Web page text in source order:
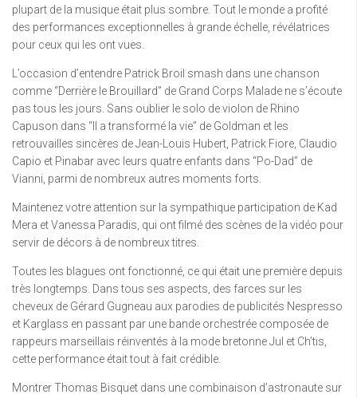
plupart de la musique était plus sombre. Tout le monde a profité
des performances exceptionnelles à grande échelle, révélatrices
pour ceux qui les ont vues.
L’occasion d’entendre Patrick Broil smash dans une chanson
comme “Derrière le Brouillard” de Grand Corps Malade ne s’écoute
pas tous les jours. Sans oublier le solo de violon de Rhino
Capuson dans “Il a transformé la vie” de Goldman et les
retrouvailles sincères de Jean-Louis Hubert, Patrick Fiore, Claudio
Capio et Pinabar avec leurs quatre enfants dans “Po-Dad” de
Vianni, parmi de nombreux autres moments forts.
Maintenez votre attention sur la sympathique participation de Kad
Mera et Vanessa Paradis, qui ont filmé des scènes de la vidéo pour
servir de décors à de nombreux titres.
Toutes les blagues ont fonctionné, ce qui était une première depuis
très longtemps. Dans tous ses aspects, des farces sur les
cheveux de Gérard Gugneau aux parodies de publicités Nespresso
et Karglass en passant par une bande orchestrée composée de
rappeurs marseillais réinventés à la mode bretonne Jul et Ch’tis,
cette performance était tout à fait crédible.
Montrer Thomas Bisquet dans une combinaison d’astronaute sur